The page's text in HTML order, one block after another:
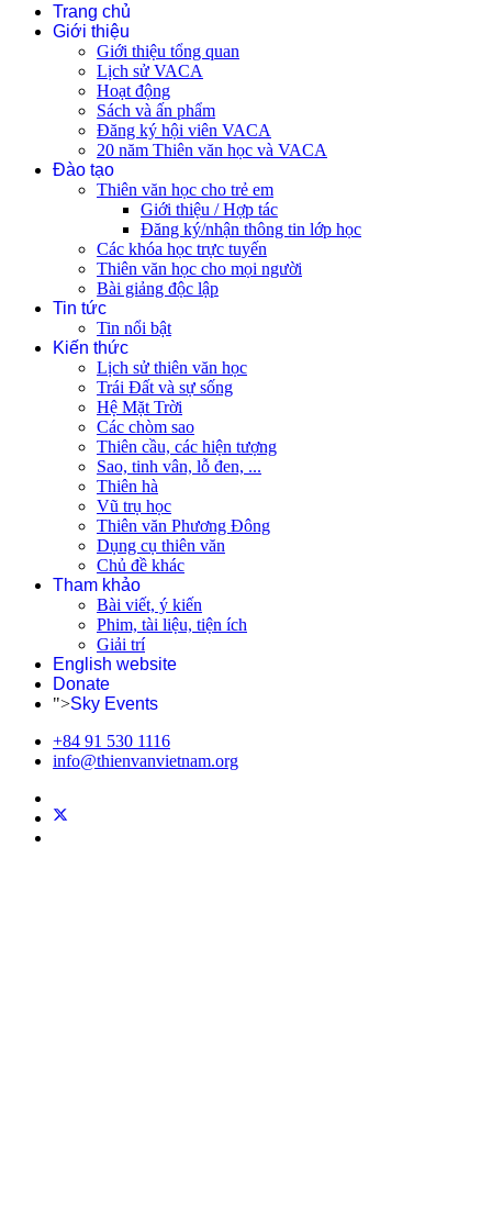
Trang chủ
Giới thiệu
Giới thiệu tổng quan
Lịch sử VACA
Hoạt động
Sách và ấn phẩm
Đăng ký hội viên VACA
20 năm Thiên văn học và VACA
Đào tạo
Thiên văn học cho trẻ em
Giới thiệu / Hợp tác
Đăng ký/nhận thông tin lớp học
Các khóa học trực tuyến
Thiên văn học cho mọi người
Bài giảng độc lập
Tin tức
Tin nổi bật
Kiến thức
Lịch sử thiên văn học
Trái Đất và sự sống
Hệ Mặt Trời
Các chòm sao
Thiên cầu, các hiện tượng
Sao, tinh vân, lỗ đen, ...
Thiên hà
Vũ trụ học
Thiên văn Phương Đông
Dụng cụ thiên văn
Chủ đề khác
Tham khảo
Bài viết, ý kiến
Phim, tài liệu, tiện ích
Giải trí
English website
Donate
">Sky Events
+84 91 530 1116
info@thienvanvietnam.org